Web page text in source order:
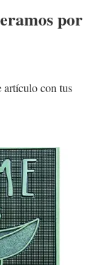
por
artículo con tus